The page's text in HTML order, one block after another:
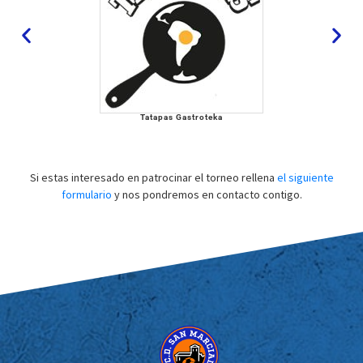
Tatapas Gastroteka
Si estas interesado en patrocinar el torneo rellena el siguiente
formulario y nos pondremos en contacto contigo.